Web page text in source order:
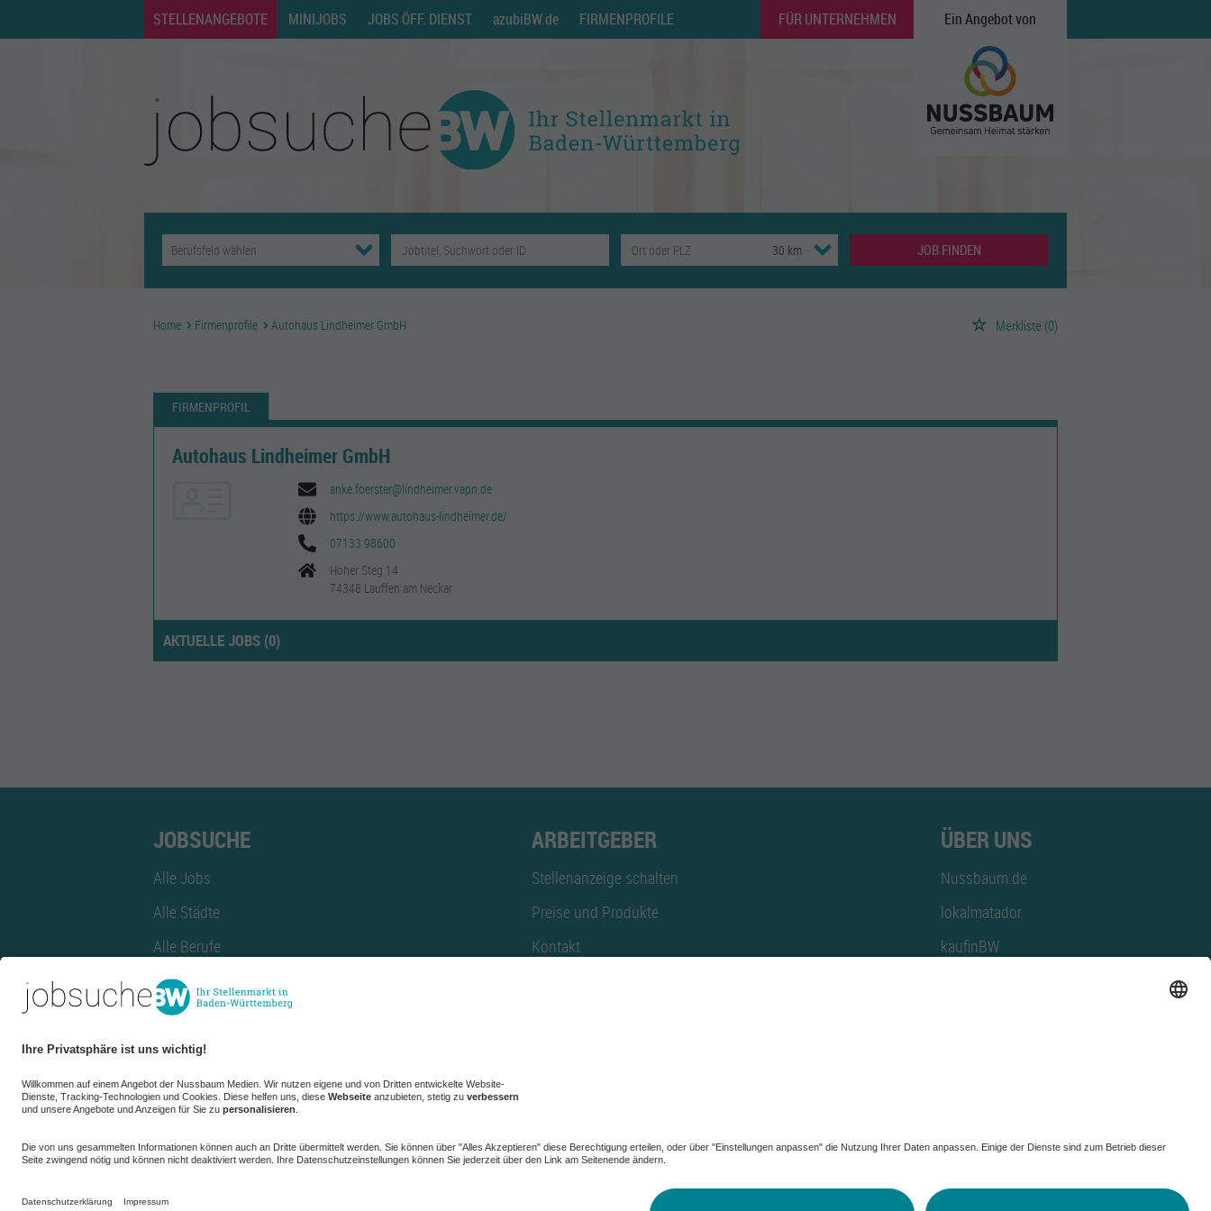
STELLENANGEBOTE MINIJOBS JOBS ÖFF. DIENST azubiBW.de FIRMENPROFILE FÜR UNTERNEHMEN Ein Angebot von
JOB FINDEN
Home Firmenprofile Autohaus Lindheimer GmbH Merkliste (0)
FIRMENPROFIL
Autohaus Lindheimer GmbH
anke.foerster@lindheimer.vapn.de
https://www.autohaus-lindheimer.de/
07133 98600
Hoher Steg 14
74348 Lauffen am Neckar
AKTUELLE JOBS (0)
JOBSUCHE
Alle Jobs
Alle Städte
Alle Berufe
Alle Berufe nach Stadt
Alle Tätigkeitsbereiche
Alle Tätigkeitsbereiche nach Stadt
azubiBW.de
Minijobs
Firmenprofil
ARBEITGEBER
Stellenanzeige schalten
Preise und Produkte
Kontakt
ÜBER UNS
Nussbaum.de
lokalmatador
kaufinBW